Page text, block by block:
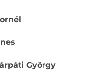
György